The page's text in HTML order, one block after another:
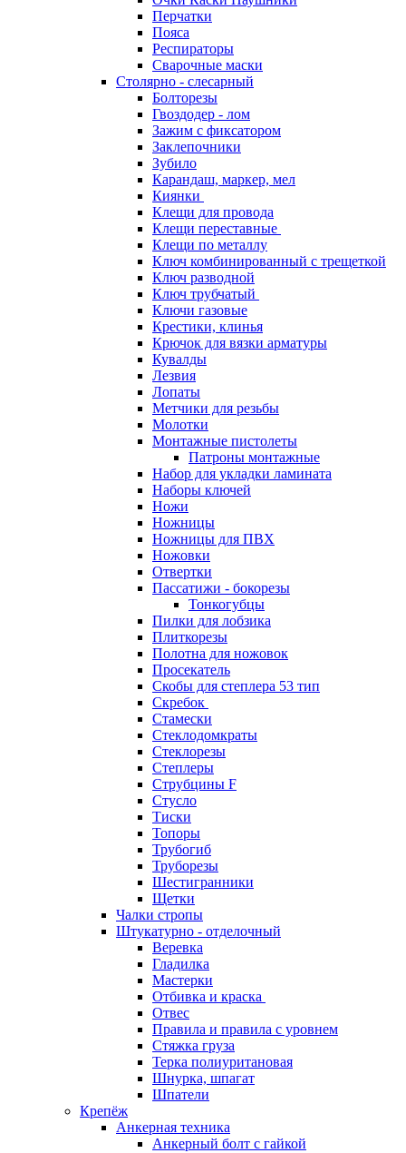
Перчатки
Пояса
Респираторы
Сварочные маски
Столярно - слесарный
Болторезы
Гвоздодер - лом
Зажим с фиксатором
Заклепочники
Зубило
Карандаш, маркер, мел
Киянки
Клещи для провода
Клещи переставные
Клещи по металлу
Ключ комбинированный с трещеткой
Ключ разводной
Ключ трубчатый
Ключи газовые
Крестики, клинья
Крючок для вязки арматуры
Кувалды
Лезвия
Лопаты
Метчики для резьбы
Молотки
Монтажные пистолеты
Патроны монтажные
Набор для укладки ламината
Наборы ключей
Ножи
Ножницы
Ножницы для ПВХ
Ножовки
Отвертки
Пассатижи - бокорезы
Тонкогубцы
Пилки для лобзика
Плиткорезы
Полотна для ножовок
Просекатель
Скобы для степлера 53 тип
Скребок
Стамески
Стеклодомкраты
Стеклорезы
Степлеры
Струбцины F
Стусло
Тиски
Топоры
Трубогиб
Труборезы
Шестигранники
Щетки
Чалки стропы
Штукатурно - отделочный
Веревка
Гладилка
Мастерки
Отбивка и краска
Отвес
Правила и правила с уровнем
Стяжка груза
Терка полиуритановая
Шнурка, шпагат
Шпатели
Крепёж
Анкерная техника
Анкерный болт с гайкой